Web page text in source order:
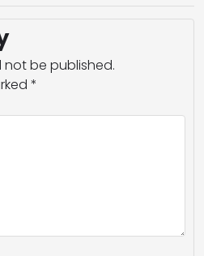
not be published.
*